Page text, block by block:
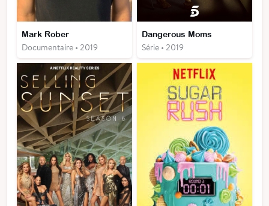
Mark Rober
Documentaire • 2019
Dangerous Moms
Série • 2019